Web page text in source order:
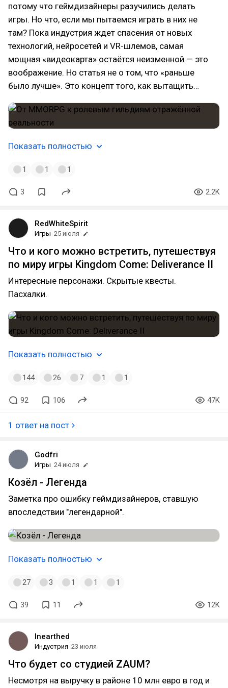
потому что геймдизайнеры разучились делать
игры. Но что, если мы пытаемся играть в них не
там? Пока индустрия ждет спасения от новых
технологий, нейросетей и VR-шлемов, самая
мощная «видеокарта» остаётся неизменной — это
воображение. Но статья не о том, что «раньше
было лучше». Это концепт того, как вытащить…
Показать полностью
1 1 1
3 2.2K
RedWhiteSpirit
Игры 25 июля
Что и кого можно встретить, путешествуя
по миру игры Kingdom Come: Deliverance II
Интересные персонажи. Скрытые квесты.
Пасхалки.
Показать полностью
144 26 7 1 1
92 106 47K
1 ответ на пост
Godfri
Игры 24 июля
Козёл - Легенда
Заметка про ошибку геймдизайнеров, ставшую
впоследствии "легендарной".
Показать полностью
27 3 1 1 1
39 11 12K
Inearthed
Индустрия 23 июля
Что будет со студией ZAUM?
Несмотря на выручку в районе 10 млн евро в год и